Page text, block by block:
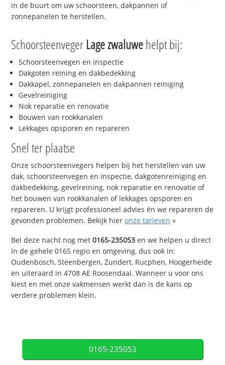
in de buurt om uw schoorsteen, dakpannen of
zonnepanelen te herstellen.
Schoorsteenveger Lage zwaluwehelpt bij:
Schoorsteenvegen en inspectie
Dakgoten reining en dakbedekking
Dakkapel, zonnepanelen en dakpannen reiniging
Gevelreiniging
Nok reparatie en renovatie
Bouwen van rookkanalen
Lekkages opsporen en repareren
Snel ter plaatse
Onze schoorsteenvegers helpen bij het herstellen van uw
dak, schoorsteenvegen en inspectie, dakgotenreiniging en
dakbedekking, gevelreining, nok reparatie en renovatie of
het bouwen van rookkanalen of lekkages opsporen en
repareren. U krijgt professioneel advies én we repareren de
gevonden problemen. Bekijk hieronze tarieven »
Bel deze nacht nog met0165-235053 en we helpen u direct
in de gehele 0165 regio en omgeving, dus ook in:
Oudenbosch, Steenbergen, Zundert, Rucphen, Hoogerheide
en uiteraard in 4708 AE Roosendaal. Wanneer u voor ons
kiest en met onze vakmensen werkt dan is de kans op
verdere problemen klein.
0165-235053